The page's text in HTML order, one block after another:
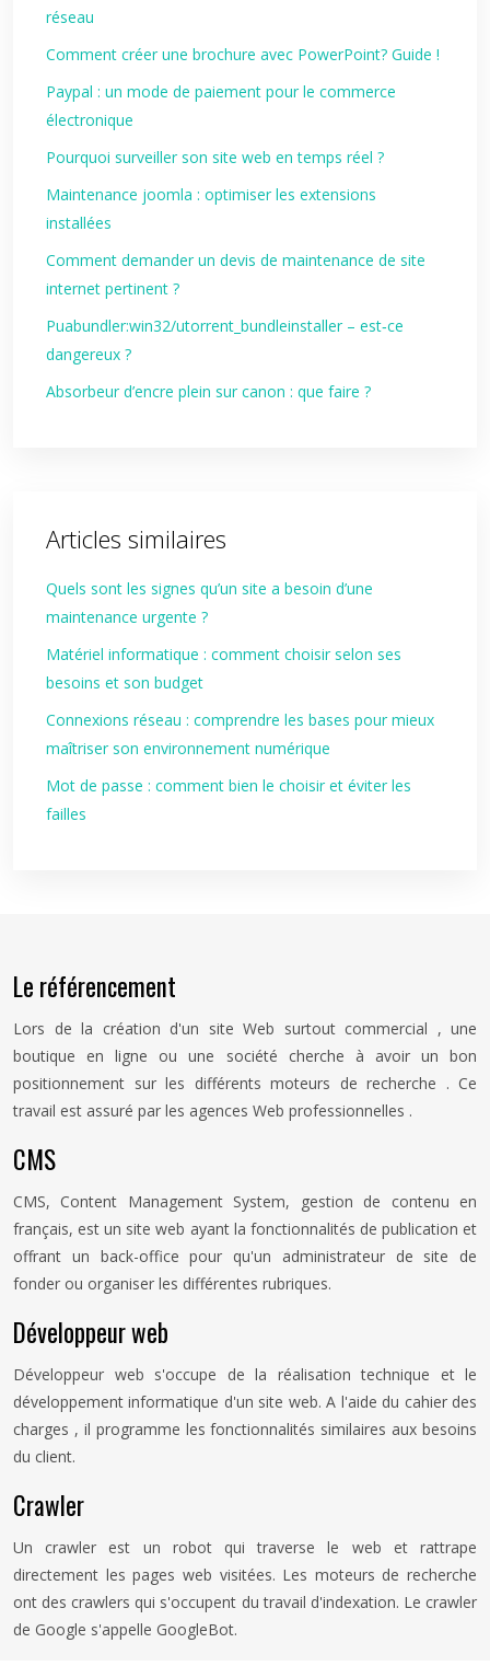
réseau
Comment créer une brochure avec PowerPoint? Guide !
Paypal : un mode de paiement pour le commerce
électronique
Pourquoi surveiller son site web en temps réel ?
Maintenance joomla : optimiser les extensions
installées
Comment demander un devis de maintenance de site
internet pertinent ?
Puabundler:win32/utorrent_bundleinstaller – est‑ce
dangereux ?
Absorbeur d’encre plein sur canon : que faire ?
Articles similaires
Quels sont les signes qu’un site a besoin d’une
maintenance urgente ?
Matériel informatique : comment choisir selon ses
besoins et son budget
Connexions réseau : comprendre les bases pour mieux
maîtriser son environnement numérique
Mot de passe : comment bien le choisir et éviter les
failles
Le référencement
Lors de la création d'un site Web surtout commercial , une
boutique en ligne ou une société cherche à avoir un bon
positionnement sur les différents moteurs de recherche . Ce
travail est assuré par les agences Web professionnelles .
CMS
CMS, Content Management System, gestion de contenu en
français, est un site web ayant la fonctionnalités de publication et
offrant un back-office pour qu'un administrateur de site de
fonder ou organiser les différentes rubriques.
Développeur web
Développeur web s'occupe de la réalisation technique et le
développement informatique d'un site web. A l'aide du cahier des
charges , il programme les fonctionnalités similaires aux besoins
du client.
Crawler
Un crawler est un robot qui traverse le web et rattrape
directement les pages web visitées. Les moteurs de recherche
ont des crawlers qui s'occupent du travail d'indexation. Le crawler
de Google s'appelle GoogleBot.